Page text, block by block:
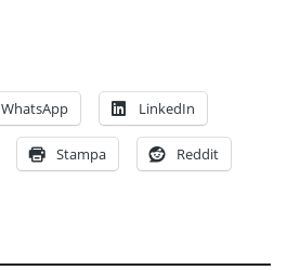
WhatsApp LinkedIn
Stampa Reddit